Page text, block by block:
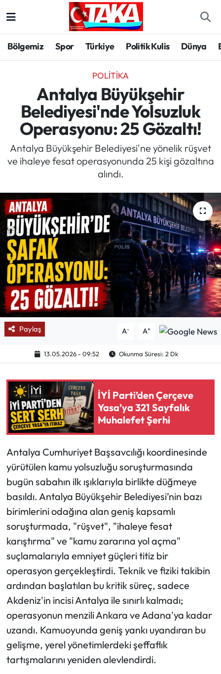
Bölgemiz Spor Türkiye Politik Kulis Dünya
POLITIKA
Antalya Büyükşehir
Belediyesi'nde Yolsuzluk
Operasyonu: 25 Gözaltı!
Antalya Büyükşehir Belediyesi'ne yönelik rüşvet
ve ihaleye fesat operasyonunda 25 kişi gözaltına
alındı.
Paylaş A- A+
13.05.2026 - 09:52 Okunma Süresi: 2 Dk
İYİ Parti’den Çerçeve
Yasa’ya 321 Sayfalık
Muhalefet Şerhi
Antalya Cumhuriyet Başsavcılığı koordinesinde
yürütülen kamu yolsuzluğu soruşturmasında
bugün sabahın ilk ışıklarıyla birlikte düğmeye
basıldı. Antalya Büyükşehir Belediyesi’nin bazı
birimlerini odağına alan geniş kapsamlı
soruşturmada, "rüşvet", "ihaleye fesat
karıştırma" ve "kamu zararına yol açma"
suçlamalarıyla emniyet güçleri titiz bir
operasyon gerçekleştirdi. Teknik ve fiziki takibin
ardından başlatılan bu kritik süreç, sadece
Akdeniz'in incisi Antalya ile sınırlı kalmadı;
operasyonun menzili Ankara ve Adana'ya kadar
uzandı. Kamuoyunda geniş yankı uyandıran bu
gelişme, yerel yönetimlerdeki şeffaflık
tartışmalarını yeniden alevlendirdi.
Spor
Türkiye
Kültür/Sanat
Politika
Politik Kulis
Magazin
Mektup Galeri
Röportaj
Manşet
Köşe Yazıları
Karikatür Galeri
BIK
ASTROLOJİ
Spor Yazıları
Ekonomi
Sağlık
Turizm
Teknoloji
Trabzon Hava Durumu
Trabzon Trafik Yoğunluk Haritası
Süper Lig Puan Durumu ve Fikstür
Tüm Manşetler
Son Dakika Haberleri